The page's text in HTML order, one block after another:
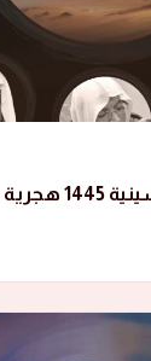
هجرية